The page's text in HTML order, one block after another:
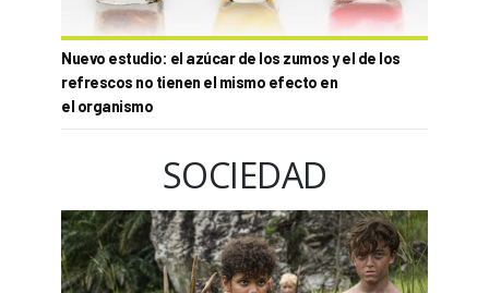
Nuevo estudio: el azúcar de los zumos y el de los
refrescos no tienen el mismo efecto en
el organismo
SOCIEDAD